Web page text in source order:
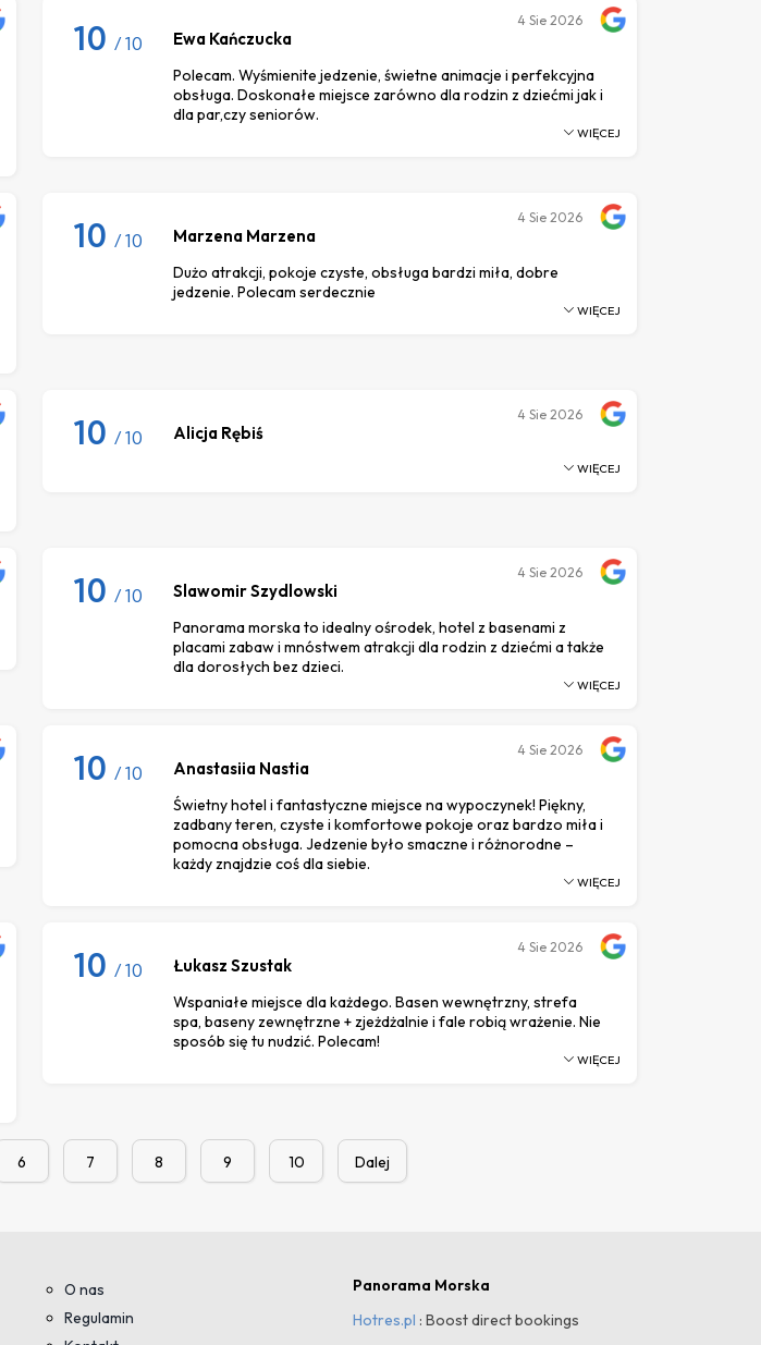
10 / 10 Ewa Kańczucka
Polecam. Wyśmienite jedzenie, świetne animacje i perfekcyjna
obsługa. Doskonałe miejsce zarówno dla rodzin z dziećmi jak i
dla par,czy seniorów.
4 Sie 2026
WIĘCEJ
10 / 10 Marzena Marzena
Dużo atrakcji, pokoje czyste, obsługa bardzi miła, dobre
jedzenie. Polecam serdecznie
4 Sie 2026
WIĘCEJ
10 / 10 Alicja Rębiś
4 Sie 2026
WIĘCEJ
10 / 10 Slawomir Szydlowski
Panorama morska to idealny ośrodek, hotel z basenami z
placami zabaw i mnóstwem atrakcji dla rodzin z dziećmi a także
dla dorosłych bez dzieci.
4 Sie 2026
WIĘCEJ
10 / 10 Anastasiia Nastia
Świetny hotel i fantastyczne miejsce na wypoczynek! Piękny,
zadbany teren, czyste i komfortowe pokoje oraz bardzo miła i
pomocna obsługa. Jedzenie było smaczne i różnorodne –
każdy znajdzie coś dla siebie.
4 Sie 2026
WIĘCEJ
10 / 10 Łukasz Szustak
Wspaniałe miejsce dla każdego. Basen wewnętrzny, strefa
spa, baseny zewnętrzne + zjeżdżalnie i fale robią wrażenie. Nie
sposób się tu nudzić. Polecam!
4 Sie 2026
WIĘCEJ
6 7 8 9 10 Dalej
O nas
Regulamin
Panorama Morska
Hotres.pl : Boost direct bookings